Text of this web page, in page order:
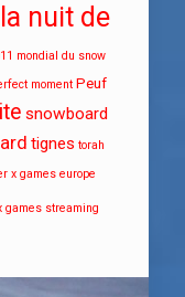
la nuit de
mondial du snow
moment Peuf
snowboard
tignes torah
x games europe
games streaming